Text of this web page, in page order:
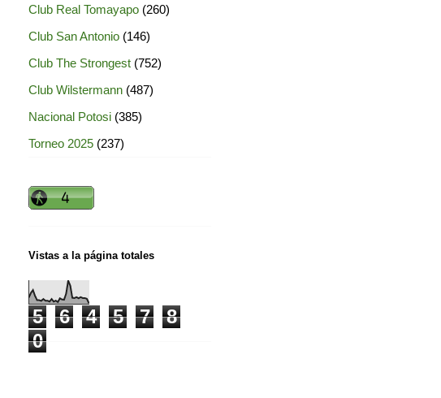
Club Real Tomayapo (260)
Club San Antonio (146)
Club The Strongest (752)
Club Wilstermann (487)
Nacional Potosi (385)
Torneo 2025 (237)
Vistas a la página totales
5 6 4 5 7
8
0